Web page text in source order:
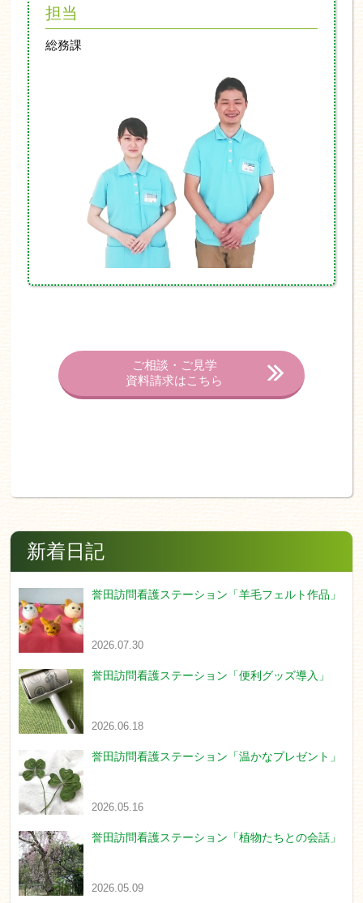
担当
総務課
ご相談・ご見学
資料請求はこちら
新着日記
誉田訪問看護ステーション「羊毛フェルト作品」
2026.07.30
誉田訪問看護ステーション「便利グッズ導入」
2026.06.18
誉田訪問看護ステーション「温かなプレゼント」
2026.05.16
誉田訪問看護ステーション「植物たちとの会話」
2026.05.09